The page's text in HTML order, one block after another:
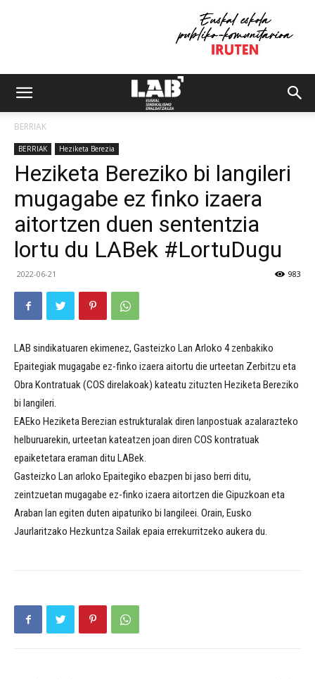
BERRIAK
BERRIAK Heziketa Berezia
Heziketa Bereziko bi langileri
mugagabe ez finko izaera
aitortzen duen sententzia
lortu du LABek #LortuDugu
2022-06-21 983
LAB sindikatuaren ekimenez, Gasteizko Lan Arloko 4 zenbakiko
Epaitegiak mugagabe ez-finko izaera aitortu die urteetan Zerbitzu eta
Obra Kontratuak (COS direlakoak) kateatu zituzten Heziketa Bereziko
bi langileri.
EAEko Heziketa Berezian estrukturalak diren lanpostuak azalarazteko
helburuarekin, urteetan kateatzen joan diren COS kontratuak
epaiketetara eraman ditu LABek.
Gasteizko Lan arloko Epaitegiko ebazpen bi jaso berri ditu,
zeintzuetan mugagabe ez-finko izaera aitortzen die Gipuzkoan eta
Araban lan egiten duten aipaturiko bi langileei. Orain, Eusko
Jaurlaritzako Hezkuntza Sailak epaia errekurritzeko aukera du.